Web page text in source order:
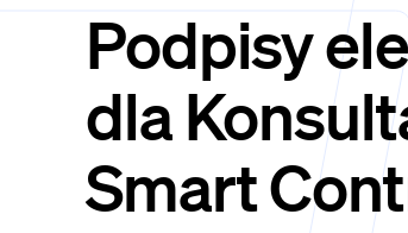
Podpisy
dla
Smart